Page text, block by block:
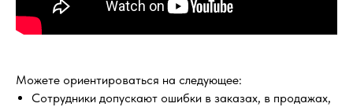
Можете ориентироваться на следующее:
Сотрудники допускают ошибки в заказах, в продажах,